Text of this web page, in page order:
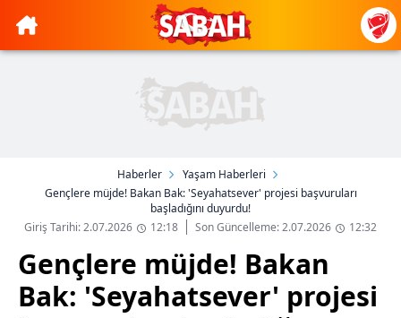
Haberler
Yaşam Haberleri
Gençlere müjde! Bakan Bak: 'Seyahatsever' projesi başvuruları
başladığını duyurdu!
Giriş Tarihi: 2.07.2026
12:18 Son Güncelleme: 2.07.2026 12:32
Gençlere müjde! Bakan
Bak: 'Seyahatsever' projesi